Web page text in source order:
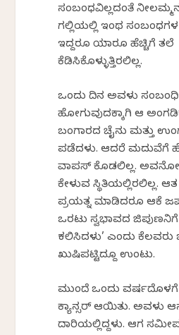
ಸಂಬಂಧವಿಲ್ಲದಂತೆ ನೀಲಮ್ಮನ
ಗಲ್ಲಿಯಲ್ಲಿ ಇಂಥ
ಇದ್ದರೂ ಯಾರೂ ಹೆಚ್ಚಿಗೆ ತಲೆ
ಕೆಡಿಸಿಕೊಳ್ಳುತ್ತಿರಲಿಲ್ಲ.
ಒಂದು ದಿನ ಅವಳು
ಹೋಗುವುದಕ್ಕಾಗಿ ಆ
ಬಂಗಾರದ ಚೈನು ಮತ್ತು
ಪಡೆದಳು. ಆದರೆ ಮದುವೆಗೆ
ವಾಪಸ್ ಕೊಡಲಿಲ್ಲ. ಅವನೋ
ಕೇಳುವ ಸ್ಥಿತಿಯಲ್ಲಿರಲಿಲ್ಲ.
ಪ್ರಯತ್ನ ಮಾಡಿದರೂ ಆಕೆ ಜಪ್
ಒರಟು ಸ್ವಭಾವದ
ಕಲಿಸಿದಳು’ ಎಂದು
ಖುಷಿಪಟ್ಟಿದ್ದೂ ಉಂಟು.
ಮುಂದೆ ಒಂದು
ಕ್ಯಾನ್ಸರ್ ಆಯಿತು. ಅವಳು
ದಾರಿಯಲ್ಲಿದ್ದಳು. ಆಗ